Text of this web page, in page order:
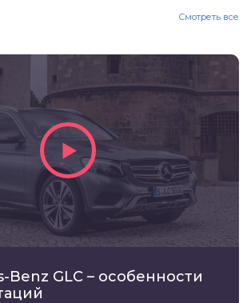
Смотреть все
Benz GLC – особенности